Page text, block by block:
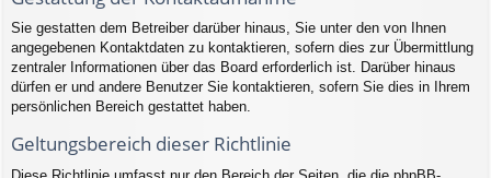
Sie gestatten dem Betreiber darüber hinaus, Sie unter den von Ihnen
angegebenen Kontaktdaten zu kontaktieren, sofern dies zur Übermittlung
zentraler Informationen über das Board erforderlich ist. Darüber hinaus
dürfen er und andere Benutzer Sie kontaktieren, sofern Sie dies in Ihrem
persönlichen Bereich gestattet haben.
Geltungsbereich dieser Richtlinie